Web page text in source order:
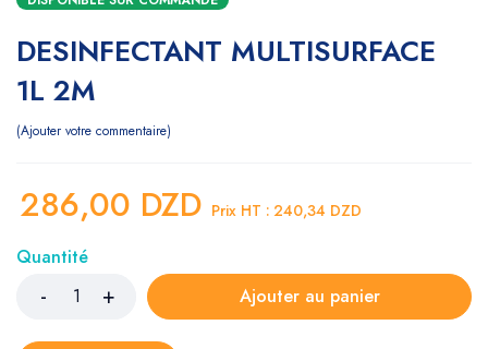
DESINFECTANT MULTISURFACE
1L 2M
Ajouter votre commentaire
286,00 DZD Prix HT : 240,34 DZD
Quantité
Ajouter au panier